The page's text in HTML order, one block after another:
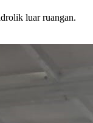
luar ruangan.